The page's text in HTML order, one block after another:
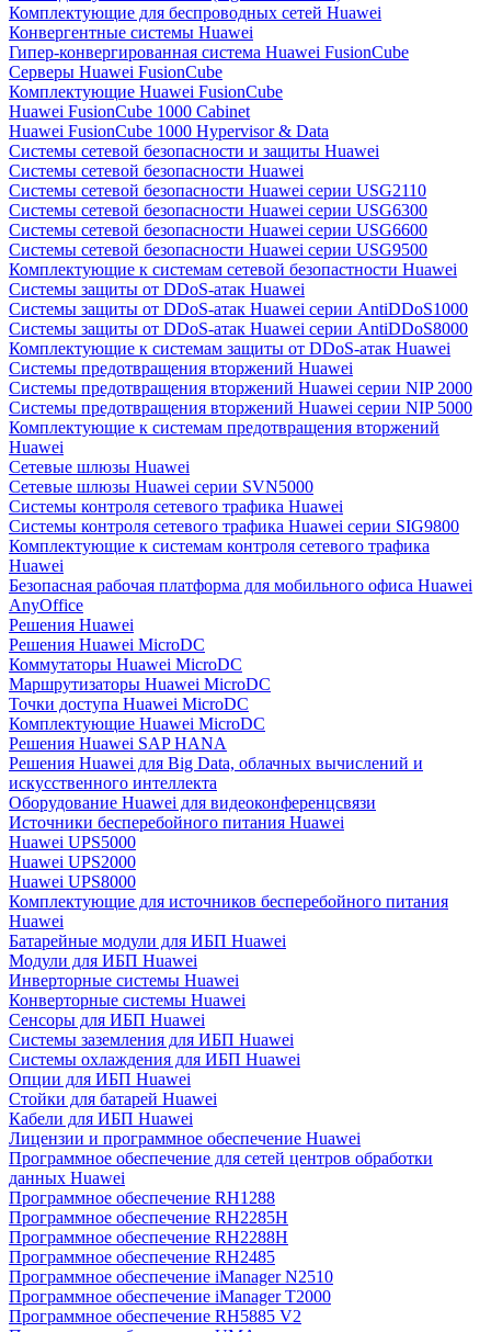
Комплектующие для беспроводных сетей Huawei
Конвергентные системы Huawei
Гипер-конвергированная система Huawei FusionCube
Серверы Huawei FusionCube
Комплектующие Huawei FusionCube
Huawei FusionCube 1000 Cabinet
Huawei FusionCube 1000 Hypervisor & Data
Системы сетевой безопасности и защиты Huawei
Системы сетевой безопасности Huawei
Системы сетевой безопасности Huawei серии USG2110
Системы сетевой безопасности Huawei серии USG6300
Системы сетевой безопасности Huawei серии USG6600
Системы сетевой безопасности Huawei серии USG9500
Комплектующие к системам сетевой безопастности Huawei
Системы защиты от DDoS-атак Huawei
Системы защиты от DDoS-атак Huawei серии AntiDDoS1000
Системы защиты от DDoS-атак Huawei серии AntiDDoS8000
Комплектующие к системам защиты от DDoS-атак Huawei
Системы предотвращения вторжений Huawei
Системы предотвращения вторжений Huawei серии NIP 2000
Системы предотвращения вторжений Huawei серии NIP 5000
Комплектующие к системам предотвращения вторжений
Huawei
Сетевые шлюзы Huawei
Сетевые шлюзы Huawei серии SVN5000
Системы контроля сетевого трафика Huawei
Системы контроля сетевого трафика Huawei серии SIG9800
Комплектующие к системам контроля сетевого трафика
Huawei
Безопасная рабочая платформа для мобильного офиса Huawei
AnyOffice
Решения Huawei
Решения Huawei MicroDC
Коммутаторы Huawei MicroDC
Маршрутизаторы Huawei MicroDC
Точки доступа Huawei MicroDC
Комплектующие Huawei MicroDC
Решения Huawei SAP HANA
Решения Huawei для Big Data, облачных вычислений и
искусственного интеллекта
Оборудование Huawei для видеоконференцсвязи
Источники бесперебойного питания Huawei
Huawei UPS5000
Huawei UPS2000
Huawei UPS8000
Комплектующие для источников бесперебойного питания
Huawei
Батарейные модули для ИБП Huawei
Модули для ИБП Huawei
Инверторные системы Huawei
Конверторные системы Huawei
Сенсоры для ИБП Huawei
Системы заземления для ИБП Huawei
Системы охлаждения для ИБП Huawei
Опции для ИБП Huawei
Стойки для батарей Huawei
Кабели для ИБП Huawei
Лицензии и программное обеспечение Huawei
Программное обеспечение для сетей центров обработки
данных Huawei
Программное обеспечение RH1288
Программное обеспечение RH2285H
Программное обеспечение RH2288H
Программное обеспечение RH2485
Программное обеспечение iManager N2510
Программное обеспечение iManager T2000
Программное обеспечение RH5885 V2